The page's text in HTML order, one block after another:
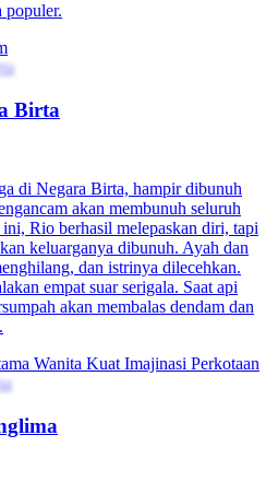
populer.
Birta
di Negara Birta, hampir dibunuh
akan membunuh seluruh
Rio berhasil melepaskan diri, tapi
keluarganya dibunuh. Ayah dan
dan istrinya dilecehkan.
empat suar serigala. Saat api
akan membalas dendam dan
Wanita Kuat Imajinasi Perkotaan